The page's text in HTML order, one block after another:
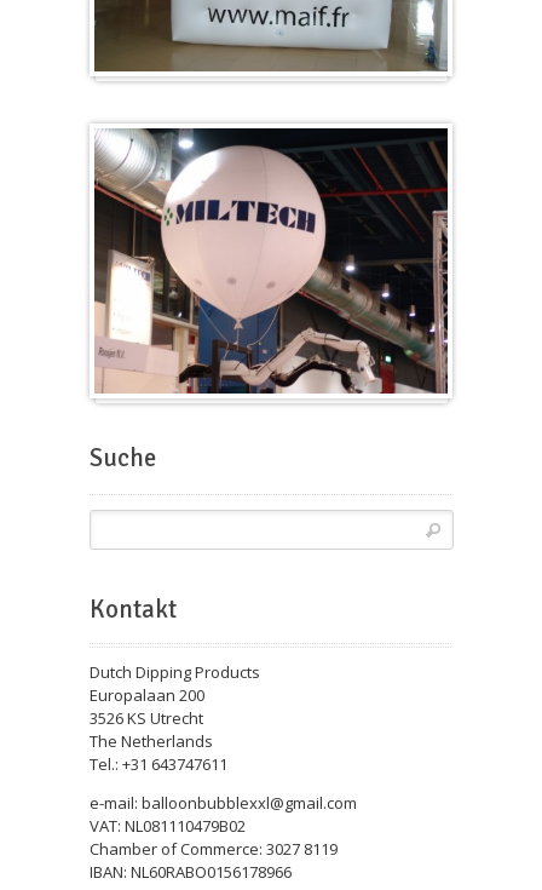
Suche
Kontakt
Dutch Dipping Products
Europalaan 200
3526 KS Utrecht
The Netherlands
Tel.: +31 643747611
e-mail: balloonbubblexxl@gmail.com
VAT: NL081110479B02
Chamber of Commerce: 3027 8119
IBAN: NL60RABO0156178966